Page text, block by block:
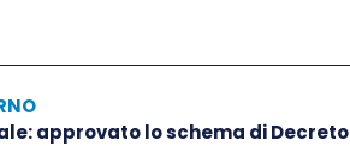
approvato lo schema di Decreto